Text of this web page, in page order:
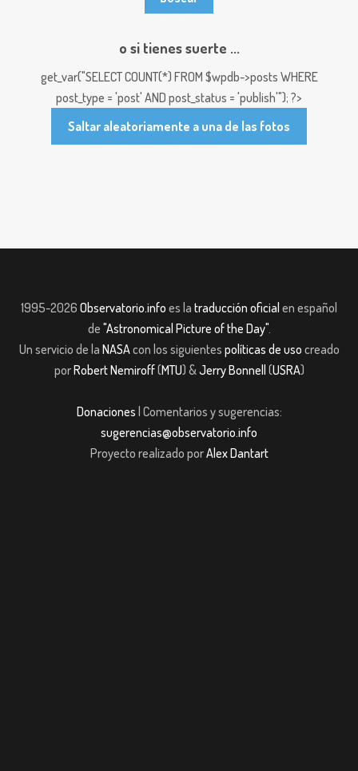
o si tienes suerte ...
get_var("SELECT COUNT(*) FROM $wpdb->posts WHERE
post_type = 'post' AND post_status = 'publish'"); ?>
Saltar aleatoriamente a una de las fotos
1995-2026 Observatorio.info es la traducción oficial en español
de "Astronomical Picture of the Day".
Un servicio de la NASAcon los siguientes políticas de uso creado
porRobert Nemiroff(MTU) &Jerry Bonnell (USRA)
Donaciones | Comentarios y sugerencias:
sugerencias@observatorio.info
Proyecto realizado porAlex Dantart